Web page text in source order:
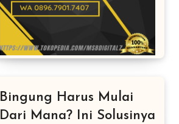
Bingung Harus Mulai
Dari Mana? Ini Solusinya